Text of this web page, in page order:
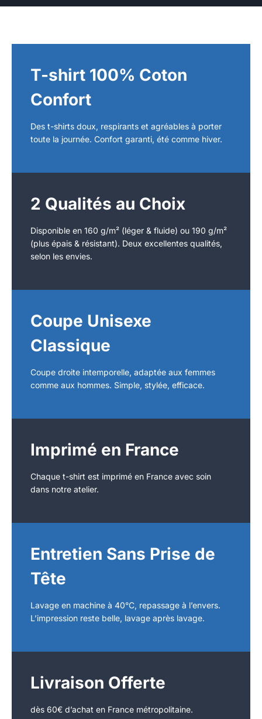
T-shirt 100% Coton
Confort
Des t-shirts doux, respirants et agréables à porter
toute la journée. Confort garanti, été comme hiver.
2 Qualités au Choix
Disponible en 160 g/m² (léger & fluide) ou 190 g/m²
(plus épais & résistant). Deux excellentes qualités,
selon les envies.
Coupe Unisexe
Classique
Coupe droite intemporelle, adaptée aux femmes
comme aux hommes. Simple, stylée, efficace.
Imprimé en France
Chaque t-shirt est imprimé en France avec soin
dans notre atelier.
Entretien Sans Prise de
Tête
Lavage en machine à 40°C, repassage à l’envers.
L’impression reste belle, lavage après lavage.
Livraison Offerte
dès 60€ d’achat en France métropolitaine.